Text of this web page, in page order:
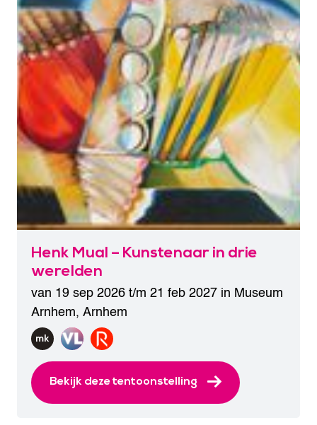
Henk Mual – Kunstenaar in drie
werelden
van 19 sep 2026 t/m 21 feb 2027 in Museum
Arnhem, Arnhem
Bekijk deze tentoonstelling